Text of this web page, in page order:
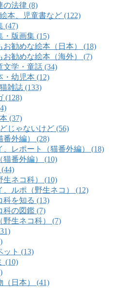
の法律 (8)
本、児童書など (122)
(47)
・版画集 (15)
お勧めな絵本（日本） (18)
お勧めな絵本（海外） (7)
文学・童話 (34)
・幼児本 (12)
雑誌 (133)
(128)
(37)
じゃないけど (56)
番外編） (28)
、レポート（猫番外編） (18)
猫番外編） (10)
生ネコ科） (10)
、ルポ（野生ネコ） (12)
科を知る (13)
科の図鑑 (7)
野生ネコ科） (7)
ット (13)
(10)
（日本） (41)